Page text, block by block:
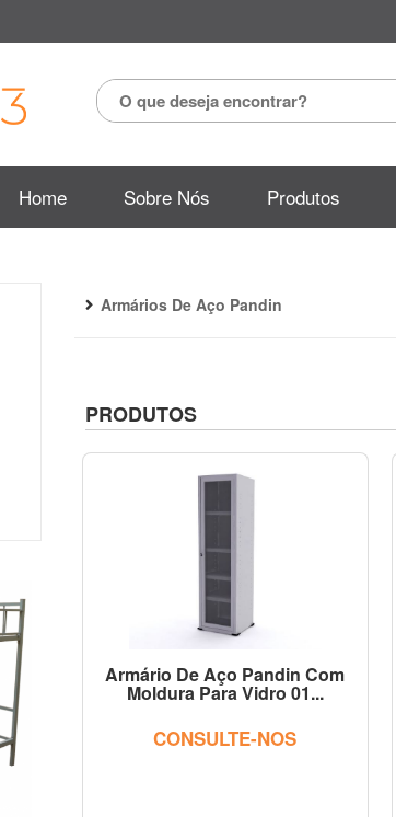
Home Sobre Nós Produtos
Armários De Aço Pandin
PRODUTOS
Armário De Aço Pandin Com
Moldura Para Vidro 01...
CONSULTE-NOS